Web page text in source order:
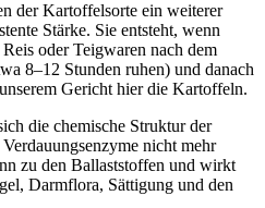
der Kartoffelsorte ein weiterer
Stärke. Sie entsteht, wenn
oder Teigwaren nach dem
8–12 Stunden ruhen) und danach
Gericht hier die Kartoffeln.
die chemische Struktur der
nicht mehr
zu den Ballaststoffen und wirkt
Darmflora, Sättigung und den